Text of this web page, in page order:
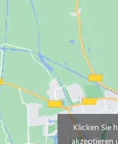
Klicken Sie